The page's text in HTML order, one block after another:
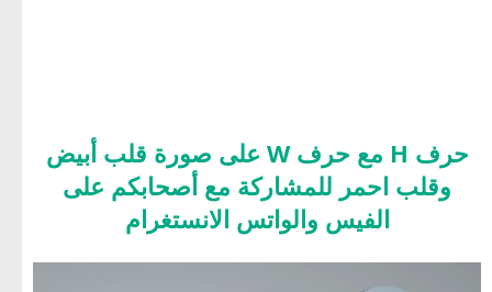
حرف H مع حرف W على صورة قلب أبيض
وقلب احمر للمشاركة مع أصحابكم على
الفيس والواتس الانستغرام